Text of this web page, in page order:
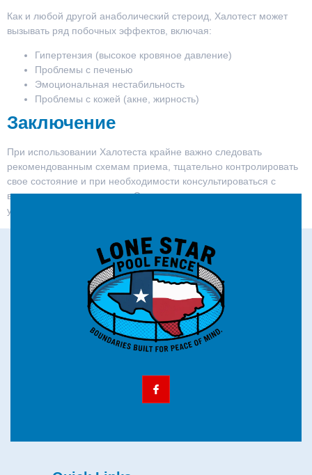
Как и любой другой анаболический стероид, Халотест может
вызывать ряд побочных эффектов, включая:
Гипертензия (высокое кровяное давление)
Проблемы с печенью
Эмоциональная нестабильность
Проблемы с кожей (акне, жирность)
Заключение
При использовании Халотеста крайне важно следовать
рекомендованным схемам приема, тщательно контролировать
свое состояние и при необходимости консультироваться с
врачом или специалистом. Это позволит максимально
уменьшить риски и достичь желаемых результатов.